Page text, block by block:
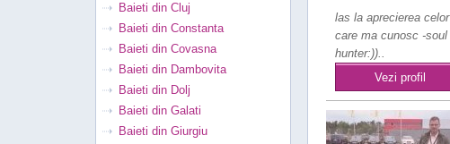
Baieti din Cluj
Baieti din Constanta
Baieti din Covasna
Baieti din Dambovita
Baieti din Dolj
Baieti din Galati
Baieti din Giurgiu
las la aprecierea celor
care ma cunosc -soul
hunter:))..
Vezi profil